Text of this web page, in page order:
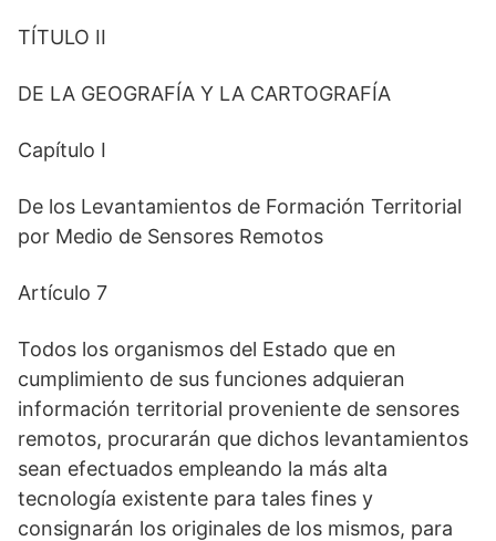
TÍTULO II
DE LA GEOGRAFÍA Y LA CARTOGRAFÍA
Capítulo I
De los Levantamientos de Formación Territorial
por Medio de Sensores Remotos
Artículo 7
Todos los organismos del Estado que en
cumplimiento de sus funciones adquieran
información territorial proveniente de sensores
remotos, procurarán que dichos levantamientos
sean efectuados empleando la más alta
tecnología existente para tales fines y
consignarán los originales de los mismos, para